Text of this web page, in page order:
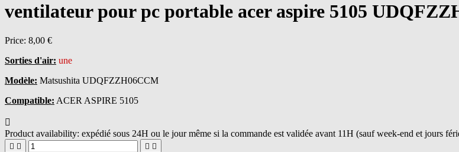
ventilateur pour pc portable acer aspire 5105
Price: 8,00 €
Sorties d'air: une
Modèle: Matsushita UDQFZZH06CCM
Compatible: ACER ASPIRE 5105

Product availability: expédié sous 24H ou le jour même si la commande est validée avant 11H (sauf week-end et jours
   